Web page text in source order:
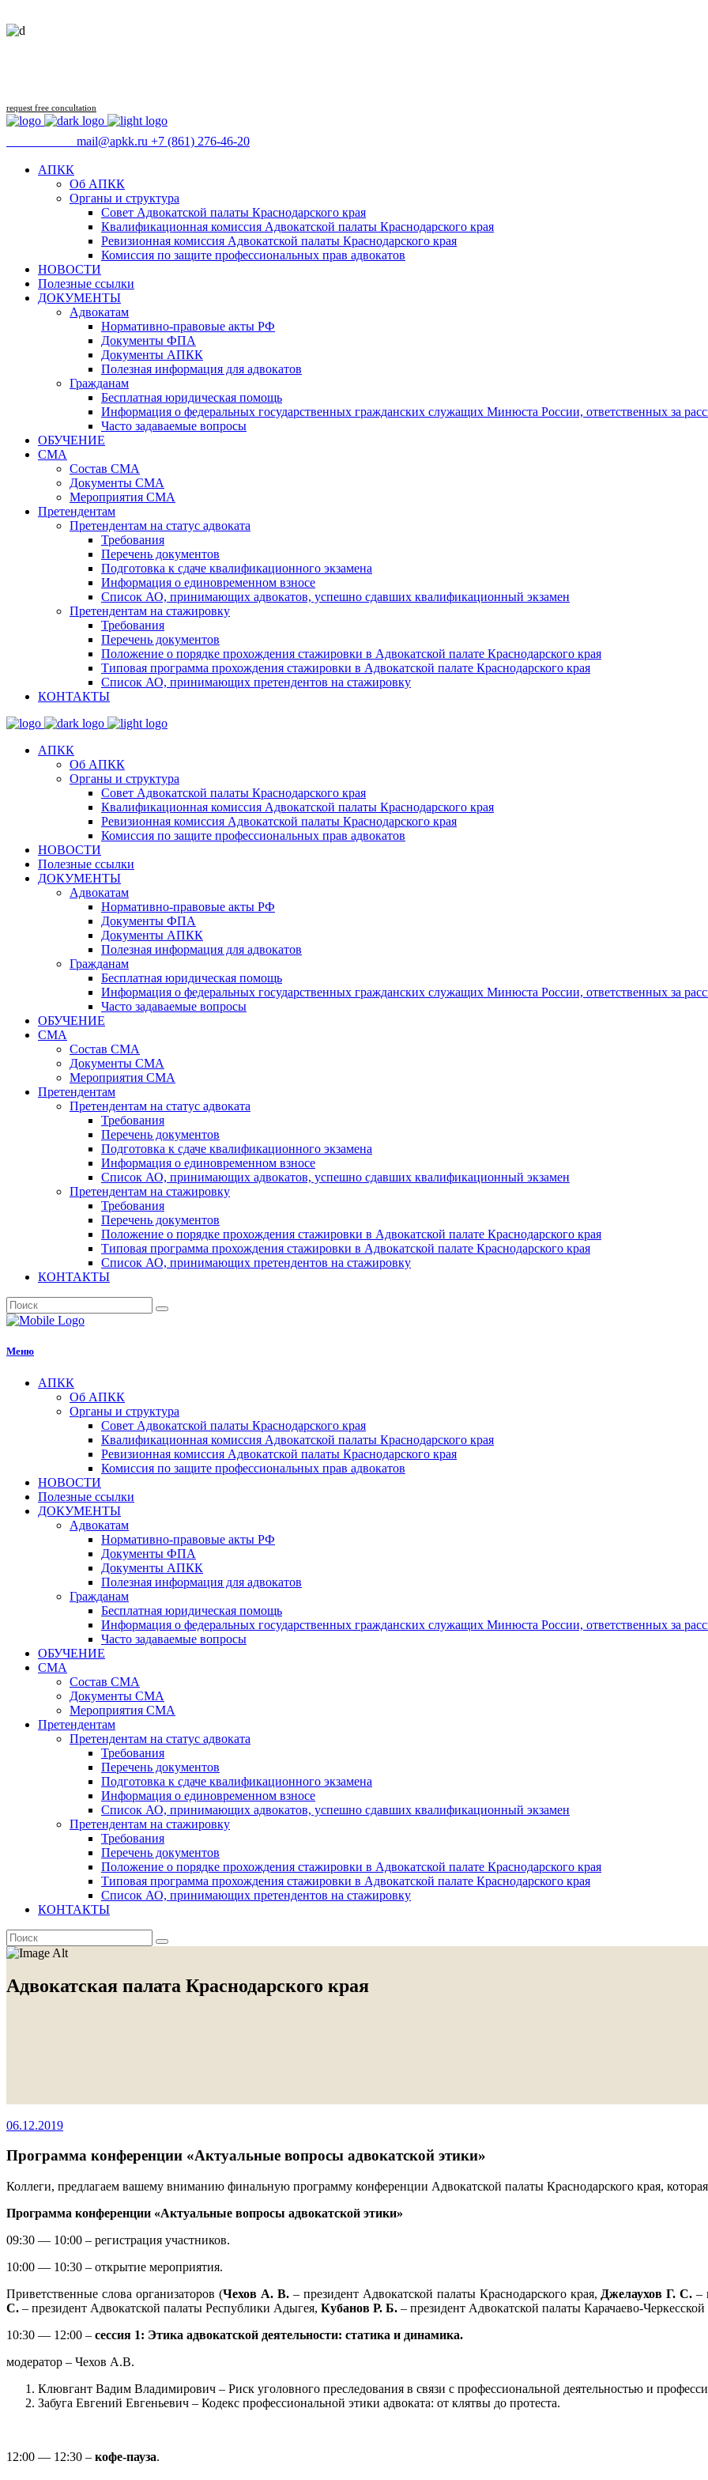
request free concultation
mail@apkk.ru +7 (861) 276-46-20
АПКК
Об АПКК
Органы и структура
Совет Адвокатской палаты Краснодарского края
Квалификационная комиссия Адвокатской палаты Краснодарского края
Ревизионная комиссия Адвокатской палаты Краснодарского края
Комиссия по защите профессиональных прав адвокатов
НОВОСТИ
Полезные ссылки
ДОКУМЕНТЫ
Адвокатам
Нормативно-правовые акты РФ
Документы ФПА
Документы АПКК
Полезная информация для адвокатов
Гражданам
Бесплатная юридическая помощь
Информация о федеральных государственных гражданских служащих Минюста России, ответственных за
Часто задаваемые вопросы
ОБУЧЕНИЕ
СМА
Состав СМА
Документы СМА
Мероприятия СМА
Претендентам
Претендентам на статус адвоката
Требования
Перечень документов
Подготовка к сдаче квалификационного экзамена
Информация о единовременном взносе
Список АО, принимающих адвокатов, успешно сдавших квалификационный экзамен
Претендентам на стажировку
Требования
Перечень документов
Положение о порядке прохождения стажировки в Адвокатской палате Краснодарского края
Типовая программа прохождения стажировки в Адвокатской палате Краснодарского края
Список АО, принимающих претендентов на стажировку
КОНТАКТЫ
АПКК
Об АПКК
Органы и структура
Совет Адвокатской палаты Краснодарского края
Квалификационная комиссия Адвокатской палаты Краснодарского края
Ревизионная комиссия Адвокатской палаты Краснодарского края
Комиссия по защите профессиональных прав адвокатов
НОВОСТИ
Полезные ссылки
ДОКУМЕНТЫ
Адвокатам
Нормативно-правовые акты РФ
Документы ФПА
Документы АПКК
Полезная информация для адвокатов
Гражданам
Бесплатная юридическая помощь
Информация о федеральных государственных гражданских служащих Минюста России, ответственных за
Часто задаваемые вопросы
ОБУЧЕНИЕ
СМА
Состав СМА
Документы СМА
Мероприятия СМА
Претендентам
Претендентам на статус адвоката
Требования
Перечень документов
Подготовка к сдаче квалификационного экзамена
Информация о единовременном взносе
Список АО, принимающих адвокатов, успешно сдавших квалификационный экзамен
Претендентам на стажировку
Требования
Перечень документов
Положение о порядке прохождения стажировки в Адвокатской палате Краснодарского края
Типовая программа прохождения стажировки в Адвокатской палате Краснодарского края
Список АО, принимающих претендентов на стажировку
КОНТАКТЫ
Меню
АПКК
Об АПКК
Органы и структура
Совет Адвокатской палаты Краснодарского края
Квалификационная комиссия Адвокатской палаты Краснодарского края
Ревизионная комиссия Адвокатской палаты Краснодарского края
Комиссия по защите профессиональных прав адвокатов
НОВОСТИ
Полезные ссылки
ДОКУМЕНТЫ
Адвокатам
Нормативно-правовые акты РФ
Документы ФПА
Документы АПКК
Полезная информация для адвокатов
Гражданам
Бесплатная юридическая помощь
Информация о федеральных государственных гражданских служащих Минюста России, ответственных за
Часто задаваемые вопросы
ОБУЧЕНИЕ
СМА
Состав СМА
Документы СМА
Мероприятия СМА
Претендентам
Претендентам на статус адвоката
Требования
Перечень документов
Подготовка к сдаче квалификационного экзамена
Информация о единовременном взносе
Список АО, принимающих адвокатов, успешно сдавших квалификационный экзамен
Претендентам на стажировку
Требования
Перечень документов
Положение о порядке прохождения стажировки в Адвокатской палате Краснодарского края
Типовая программа прохождения стажировки в Адвокатской палате Краснодарского края
Список АО, принимающих претендентов на стажировку
КОНТАКТЫ
Адвокатская палата Краснодарского края
06.12.2019
Программа конференции «Актуальные вопросы адвокатской этики»
Коллеги, предлагаем вашему вниманию финальную программу конференции Адвокатской палаты Краснодарского края, которая
Программа конференции «Актуальные вопросы адвокатской этики»
09:30 — 10:00 – регистрация участников.
10:00 — 10:30 – открытие мероприятия.
Приветственные слова организаторов (Чехов А. В. – президент Адвокатской палаты Краснодарского края, Джелаухов Г. С.–
С. – президент Адвокатской палаты Республики Адыгея, Кубанов Р. Б. – президент Адвокатской палаты Карачаево-
10:30 — 12:00 – сессия 1: Этика адвокатской деятельности: статика и динамика.
модератор – Чехов А.В.
Клювгант Вадим Владимирович – Риск уголовного преследования в связи с профессиональной деятельностью и
Забуга Евгений Евгеньевич – Кодекс профессиональной этики адвоката: от клятвы до протеста.
12:00 — 12:30 – кофе-пауза.